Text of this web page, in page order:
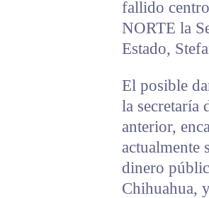
fallido
NORTE la
Estado,
El posible
la secretaría
anterior,
actualmente
dinero
Chihuahua,